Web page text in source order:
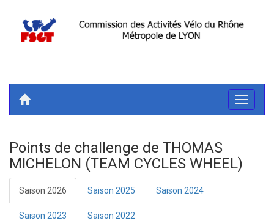
Toggle
Points de challenge de THOMAS
MICHELON (TEAM CYCLES WHEEL)
Saison 2026 Saison 2025 Saison 2024
Saison 2023 Saison 2022